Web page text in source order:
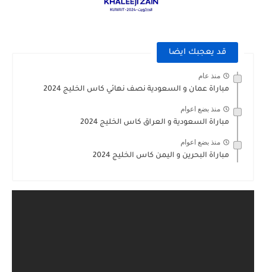
قد يعجبك ايضا
منذ عام
مباراة عمان و السعودية نصف نهائي كاس الخليج 2024
منذ بضع اعوام
مباراة السعودية و العراق كاس الخليج 2024
منذ بضع اعوام
مباراة البحرين و اليمن كاس الخليج 2024